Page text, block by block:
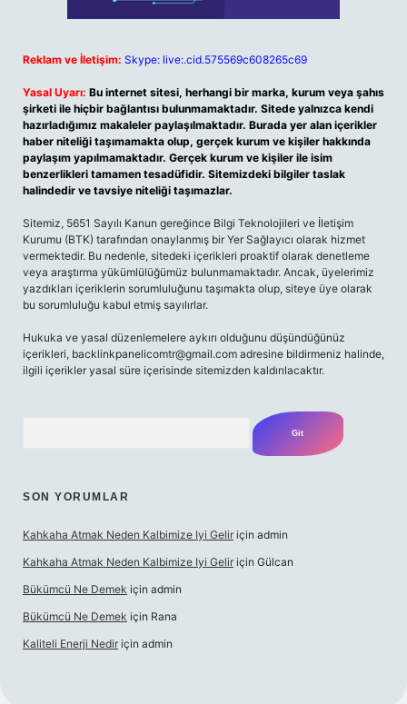
Reklam ve İletişim: Skype: live:.cid.575569c608265c69
Yasal Uyarı: Bu internet sitesi, herhangi bir marka, kurum veya şahıs
şirketi ile hiçbir bağlantısı bulunmamaktadır. Sitede yalnızca kendi
hazırladığımız makaleler paylaşılmaktadır. Burada yer alan içerikler
haber niteliği taşımamakta olup, gerçek kurum ve kişiler hakkında
paylaşım yapılmamaktadır. Gerçek kurum ve kişiler ile isim
benzerlikleri tamamen tesadüfidir. Sitemizdeki bilgiler taslak
halindedir ve tavsiye niteliği taşımazlar.
Sitemiz, 5651 Sayılı Kanun gereğince Bilgi Teknolojileri ve İletişim
Kurumu (BTK) tarafından onaylanmış bir Yer Sağlayıcı olarak hizmet
vermektedir. Bu nedenle, sitedeki içerikleri proaktif olarak denetleme
veya araştırma yükümlülüğümüz bulunmamaktadır. Ancak, üyelerimiz
yazdıkları içeriklerin sorumluluğunu taşımakta olup, siteye üye olarak
bu sorumluluğu kabul etmiş sayılırlar.
Hukuka ve yasal düzenlemelere aykırı olduğunu düşündüğünüz
içerikleri, backlinkpanelicomtr@gmail.com adresine bildirmeniz halinde,
ilgili içerikler yasal süre içerisinde sitemizden kaldırılacaktır.
SON YORUMLAR
Kahkaha Atmak Neden Kalbimize Iyi Gelir için admin
Kahkaha Atmak Neden Kalbimize Iyi Gelir için Gülcan
Bükümcü Ne Demek için admin
Bükümcü Ne Demek için Rana
Kaliteli Enerji Nedir için admin